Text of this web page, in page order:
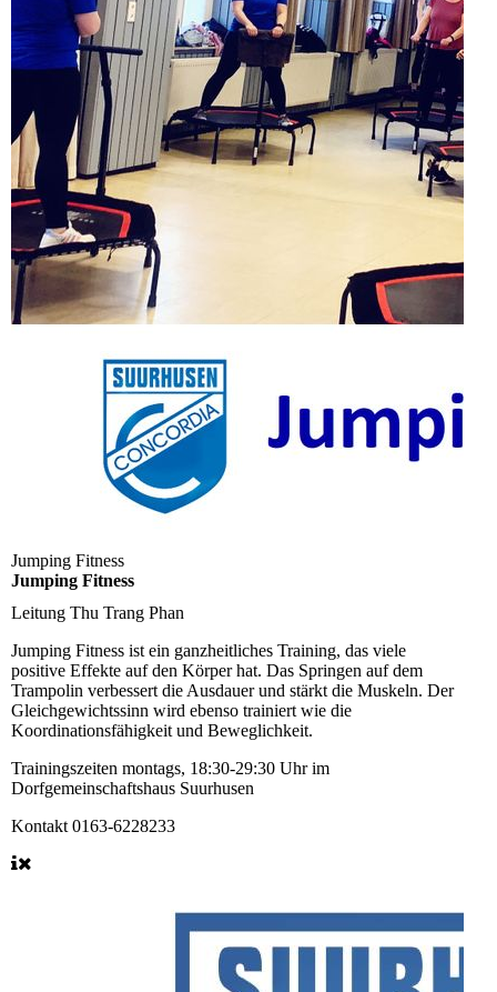
Jumping Fitness
Jumping Fitness
Leitung Thu Trang Phan
Jumping Fitness ist ein ganzheitliches Training, das viele
positive Effekte auf den Körper hat. Das Springen auf dem
Trampolin verbessert die Ausdauer und stärkt die Muskeln. Der
Gleichgewichtssinn wird ebenso trainiert wie die
Koordinationsfähigkeit und Beweglichkeit.
Trainingszeiten montags, 18:30-29:30 Uhr im
Dorfgemeinschaftshaus Suurhusen
Kontakt 0163-6228233